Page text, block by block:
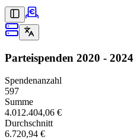
Parteispenden 2020 - 2024
Spendenanzahl
597
Summe
4.012.404,06 €
Durchschnitt
6.720,94 €